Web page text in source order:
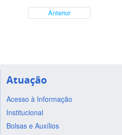
Anterior
Atuação
Acesso à Informação
Institucional
Bolsas e Auxílios